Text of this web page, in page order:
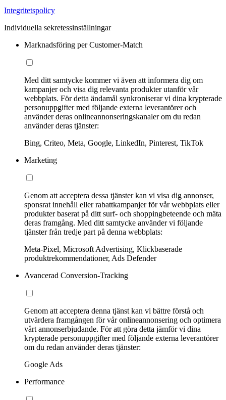
Integritetspolicy
Individuella sekretessinställningar
Marknadsföring per Customer-Match
Med ditt samtycke kommer vi även att informera dig om
kampanjer och visa dig relevanta produkter utanför vår
webbplats. För detta ändamål synkroniserar vi dina krypterade
personuppgifter med följande externa leverantörer och
använder deras onlineannonseringskanaler om du redan
använder deras tjänster:
Bing, Criteo, Meta, Google, LinkedIn, Pinterest, TikTok
Marketing
Genom att acceptera dessa tjänster kan vi visa dig annonser,
sponsrat innehåll eller rabattkampanjer för vår webbplats eller
produkter baserat på ditt surf- och shoppingbeteende och mäta
deras framgång. Med ditt samtycke använder vi följande
tjänster från tredje part på denna webbplats:
Meta-Pixel, Microsoft Advertising, Klickbaserade
produktrekommendationer, Ads Defender
Avancerad Conversion-Tracking
Genom att acceptera denna tjänst kan vi bättre förstå och
utvärdera framgången för vår onlineannonsering och optimera
vårt annonserbjudande. För att göra detta jämför vi dina
krypterade personuppgifter med följande externa leverantörer
om du redan använder deras tjänster:
Google Ads
Performance